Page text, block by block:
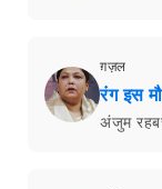
ग़ज़ल
रंग इस
अंजुम